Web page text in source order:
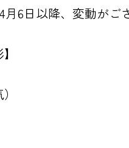
6日以降、変動が